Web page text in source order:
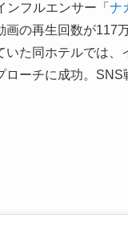
ンフルエンサー「 ナ
画の再生回数が117
いた同ホテルでは
ローチに成功。